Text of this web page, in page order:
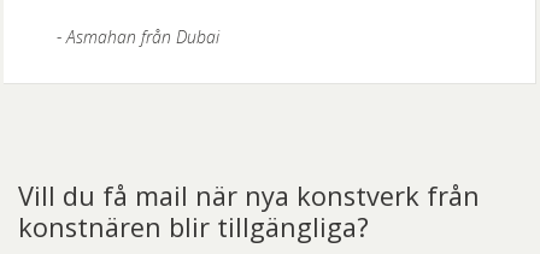
Asmahan från Dubai
Vill du få mail när nya konstverk från
konstnären blir tillgängliga?